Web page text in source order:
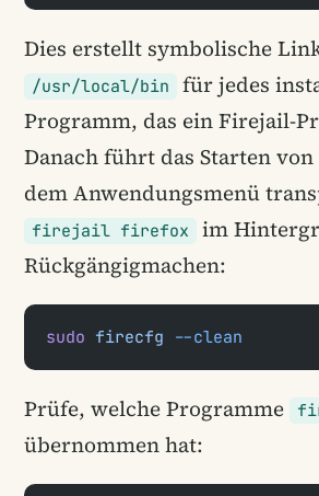
Dies erstellt symbolische
/usr/local/bin
für jedes
Programm, das ein Firejail-
Danach führt das Starten von
dem Anwendungsmenü
firejail firefox
im
Rückgängigmachen:
sudo firecfg --clean
Prüfe, welche Programme
übernommen hat: